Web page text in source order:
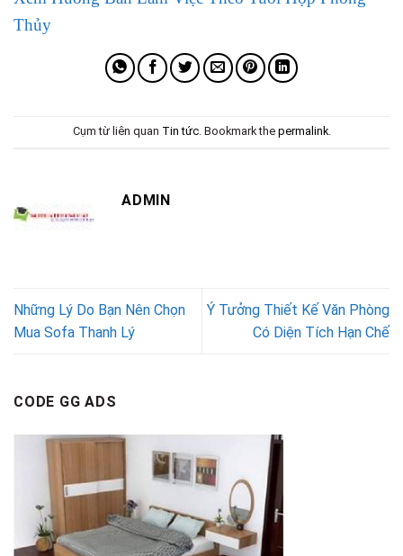
Thủy
Cụm từ liên quan Tin tức. Bookmark the permalink.
ADMIN
Những Lý Do Bạn Nên Chọn
Mua Sofa Thanh Lý
Ý Tưởng Thiết Kế Văn Phòng
Có Diện Tích Hạn Chế
CODE GG ADS